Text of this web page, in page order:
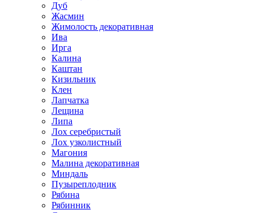
Дуб
Жасмин
Жимолость декоративная
Ива
Ирга
Калина
Каштан
Кизильник
Клен
Лапчатка
Лещина
Липа
Лох серебристый
Лох узколистный
Магония
Малина декоративная
Миндаль
Пузыреплодник
Рябина
Рябинник